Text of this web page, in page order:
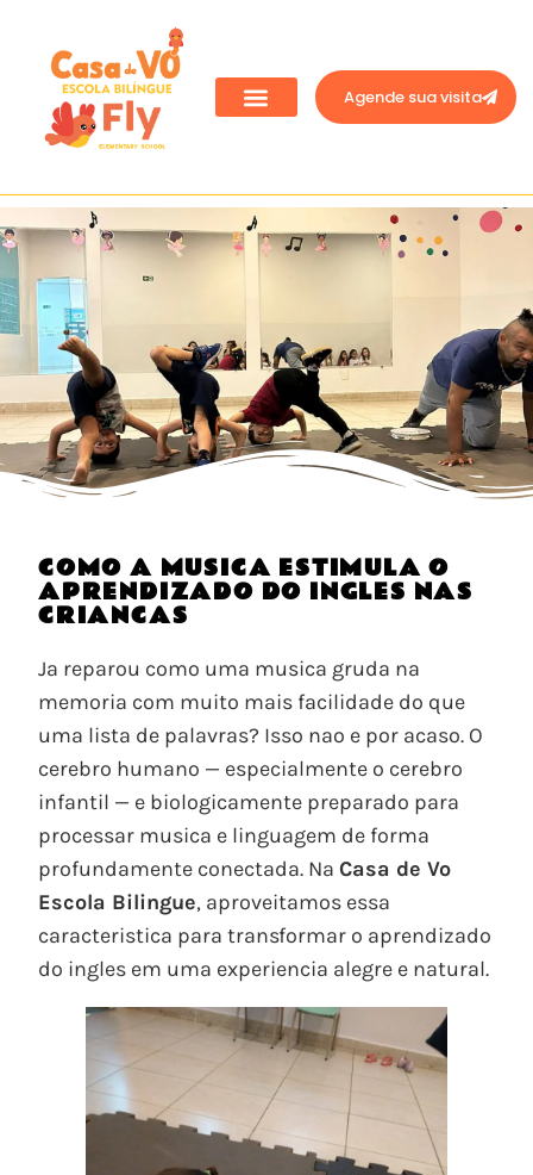
Agende sua visita
COMO A MUSICA ESTIMULA O
APRENDIZADO DO INGLES NAS
CRIANCAS
Ja reparou como uma musica gruda na
memoria com muito mais facilidade do que
uma lista de palavras? Isso nao e por acaso. O
cerebro humano — especialmente o cerebro
infantil — e biologicamente preparado para
processar musica e linguagem de forma
profundamente conectada. Na Casa de Vo
Escola Bilingue, aproveitamos essa
caracteristica para transformar o aprendizado
do ingles em uma experiencia alegre e natural.